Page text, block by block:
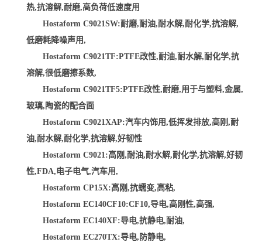
热,抗溶解,耐磨,高负荷低速度用
Hostaform C9021SW:耐磨,耐油,耐水解,耐化学,抗溶解,
低磨耗降噪声用,
Hostaform C9021TF:PTFE改性,耐油,耐水解,耐化学,抗
溶解,很低磨擦系数,
Hostaform C9021TF5:PTFE改性,耐磨,用于与塑料,金属,
玻璃,陶瓷的配合面
Hostaform C9021XAP:汽车内饰用,低挥发排放,高刚,耐
油,耐水解,耐化学,抗溶解,好韧性
Hostaform C9021:高刚,耐油,耐水解,耐化学,抗溶解,好韧
性,FDA,电子电气,汽车用,
Hostaform CP15X:高刚,抗蠕变,高粘,
Hostaform EC140CF10:CF10,导电,高刚性,高强,
Hostaform EC140XF:导电,抗静电,耐油,
Hostaform EC270TX:导电,防静电,